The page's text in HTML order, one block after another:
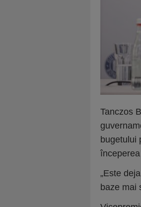
Tanczos
bugetului
„Este
baze mai